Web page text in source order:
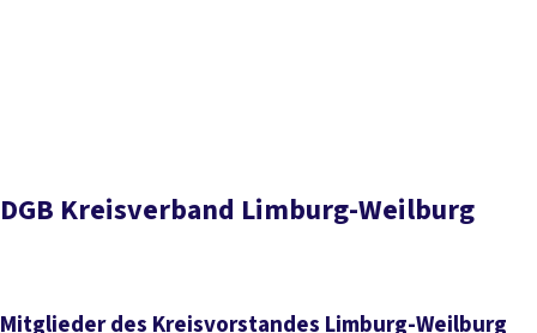
DGB Kreisverband Limburg-Weilburg
Mitglieder des Kreisvorstandes Limburg-Weilburg